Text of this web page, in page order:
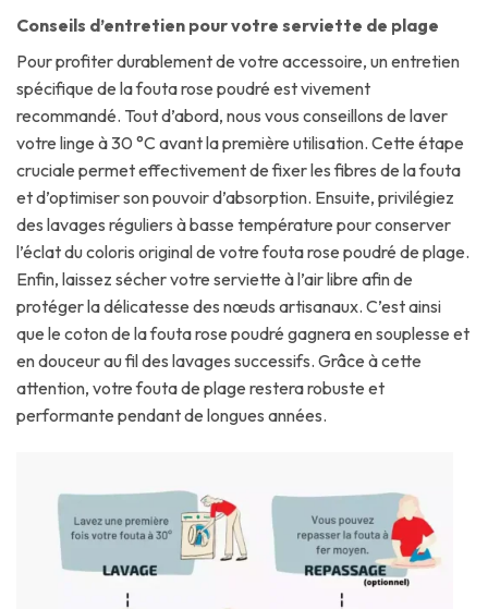
Conseils d’entretien pour votre serviette de plage
Pour profiter durablement de votre accessoire, un entretien
spécifique de la fouta rose poudré est vivement
recommandé. Tout d’abord, nous vous conseillons de laver
votre linge à 30 °C avant la première utilisation. Cette étape
cruciale permet effectivement de fixer les fibres de la fouta
et d’optimiser son pouvoir d’absorption. Ensuite, privilégiez
des lavages réguliers à basse température pour conserver
l’éclat du coloris original de votre fouta rose poudré de plage.
Enfin, laissez sécher votre serviette à l’air libre afin de
protéger la délicatesse des nœuds artisanaux. C’est ainsi
que le coton de la fouta rose poudré gagnera en souplesse et
en douceur au fil des lavages successifs. Grâce à cette
attention, votre fouta de plage restera robuste et
performante pendant de longues années.